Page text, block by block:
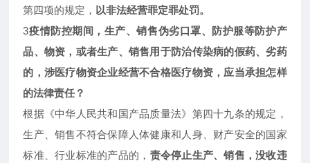
第四项的规定， 以非法经营罪定罪处罚。
3疫情防控期间，生产、销售伪劣口罩、防护服等防护产
品、物资，或者生产、销售用于防治传染病的假药、劣药
的，涉医疗物资企业经营不合格医疗物资，应当承担怎样
的法律责任？
根据《中华人民共和国产品质量法》第四十九条的规定，
生产、销售不符合保障人体健康和人身、财产安全的国家
标准、行业标准的产品的， 责令停止生产、销售，没收违